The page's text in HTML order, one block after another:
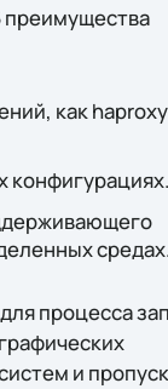
преимущества
как
конфигурациях.
процесса
и